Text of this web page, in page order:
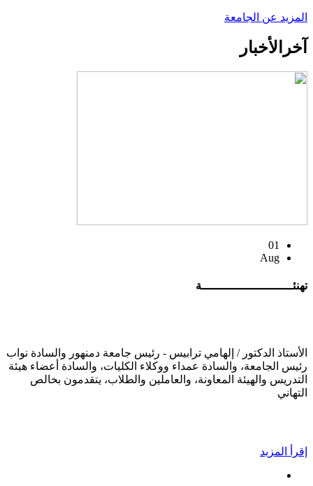
المزيد عن الجامعة
آخر الأخبار
01
Aug
تهنئــــــــــــــــــــــــــة
الأستاذ الدكتور / إلهامي ترابيس - رئيس جامعة دمنهور والسادة نواب
رئيس الجامعة، والسادة عمداء ووكلاء الكليات، والسادة أعضاء هيئة
التدريس والهيئة المعاونة، والعاملين والطلاب، يتقدمون بخالص
التهاني
إقرأ المزيد